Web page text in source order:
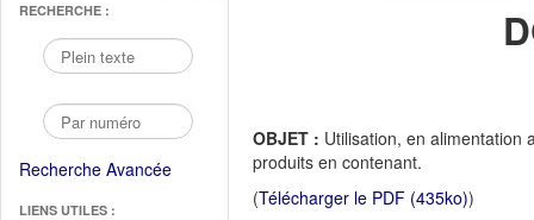
RECHERCHE :
Recherche Avancée
LIENS UTILES :
OBJET : Utilisation, en alimentation
produits en contenant.
(Télécharger le PDF (435ko))